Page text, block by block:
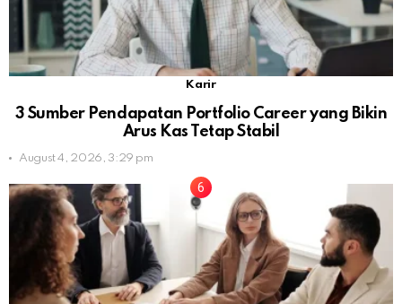
Karir
3 Sumber Pendapatan Portfolio Career yang Bikin
Arus Kas Tetap Stabil
August 4, 2026, 3:29 pm